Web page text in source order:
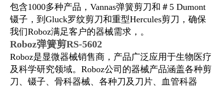
包含1000多种产品，Vannas弹簧剪刀和＃5 Dumont
镊子，到Gluck罗纹剪刀和重型Hercules剪刀，确保
我们Roboz满足客户的器械需求，。
Roboz弹簧剪RS-5602
Roboz是显微器械销售商，产品广泛应用于生物医疗
及科学研究领域。 Roboz公司的器械产品涵盖各种剪
刀、镊子、骨科器械、各种刀及刀片、血管科器